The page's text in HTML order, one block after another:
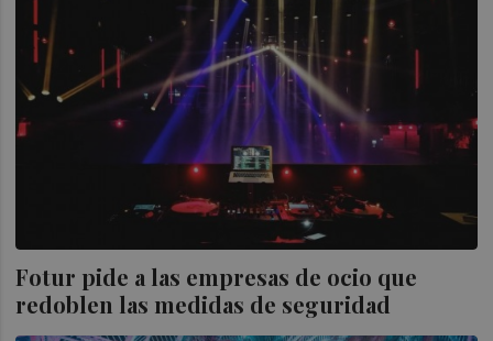
Fotur pide a las empresas de ocio que
redoblen las medidas de seguridad